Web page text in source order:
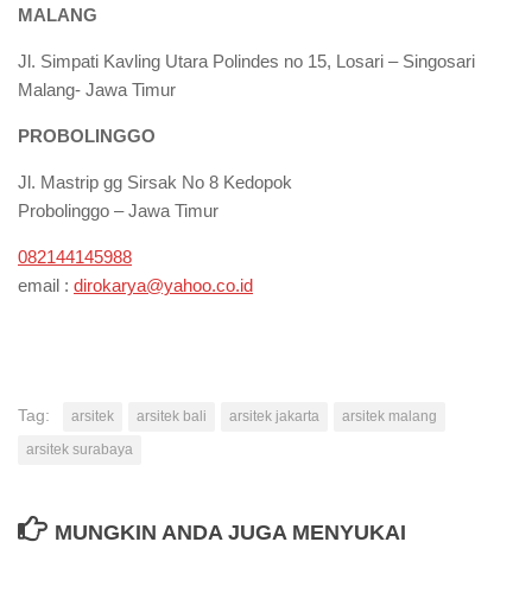
MALANG
Jl. Simpati Kavling Utara Polindes no 15, Losari – Singosari
Malang- Jawa Timur
PROBOLINGGO
Jl. Mastrip gg Sirsak No 8 Kedopok
Probolinggo – Jawa Timur
082144145988
email : dirokarya@yahoo.co.id
Tag: arsitek arsitek bali arsitek jakarta
arsitek malang
arsitek surabaya
MUNGKIN ANDA JUGA MENYUKAI